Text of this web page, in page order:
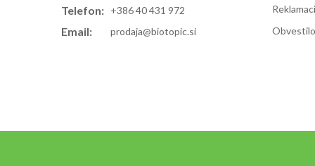
Telefon: +386 40 431 972
Email: prodaja@biotopic.si